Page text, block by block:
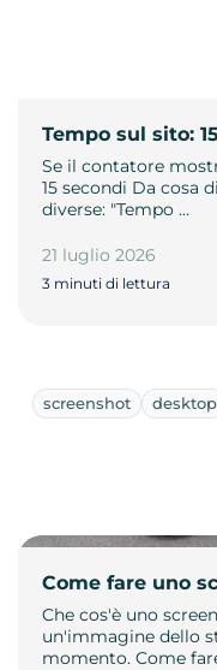
Tempo sul sito:
Se il contatore
15 secondi Da cosa
diverse: "Tempo …
21 luglio 2026
3 minuti di lettura
screenshot desktop
Come fare uno
Che cos'è uno
un'immagine dello
momento. Come